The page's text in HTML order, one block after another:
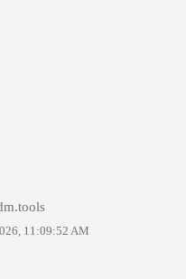
11:09:52 AM